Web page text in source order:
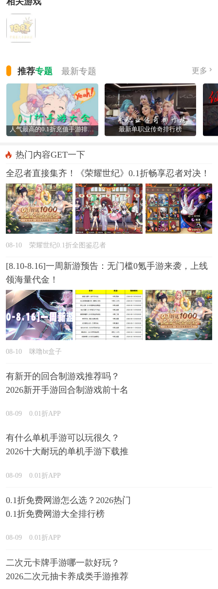
推荐专题 最新专题 更多
人气最高的0.1折充值手游排行榜 最新单职业传奇排行榜
热门内容GET一下
全忍者直接集齐！《荣耀世纪》0.1折畅享忍者对决！
08-10 荣耀世纪0.1折全图鉴忍者
[8.10-8.16]一周新游预告：无门槛0氪手游来袭，上线
领海量代金！
08-10 咪噜bt盒子
有新开的回合制游戏推荐吗？
2026新开手游回合制游戏前十名
08-09 0.01折APP
有什么单机手游可以玩很久？
2026十大耐玩的单机手游下载推
08-09 0.01折APP
0.1折免费网游怎么选？2026热门
0.1折免费网游大全排行榜
08-09 0.01折APP
二次元卡牌手游哪一款好玩？
2026二次元抽卡养成类手游推荐